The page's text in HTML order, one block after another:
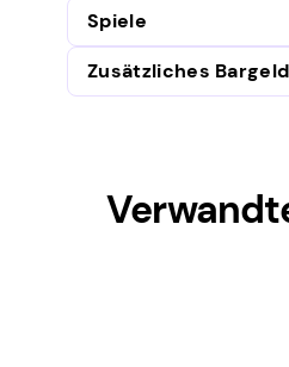
Spiele
Zusätzliches Bargeld